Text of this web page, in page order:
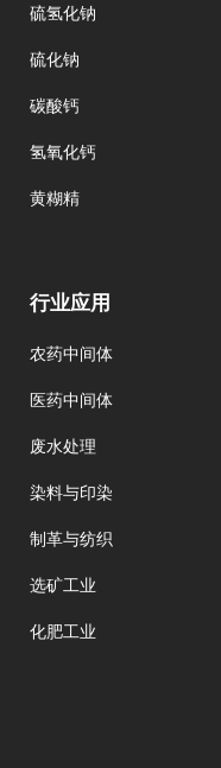
硫氢化钠
硫化钠
碳酸钙
氢氧化钙
黄糊精
行业应用
农药中间体
医药中间体
废水处理
染料与印染
制革与纺织
选矿工业
化肥工业